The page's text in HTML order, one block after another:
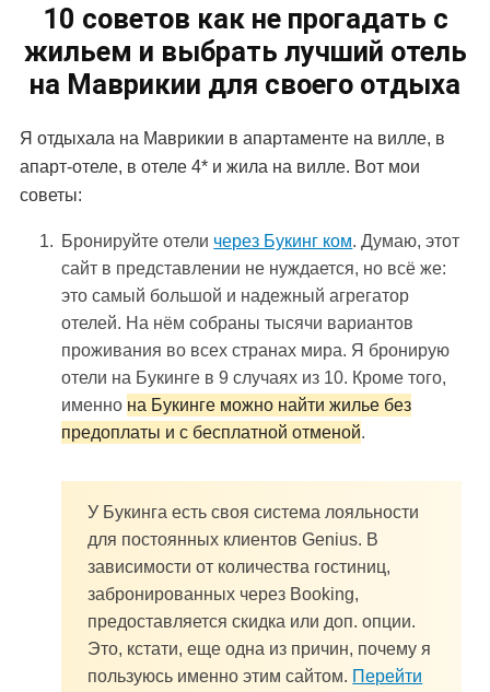
10 советов как не прогадать с
жильем и выбрать лучший отель
на Маврикии для своего отдыха
Я отдыхала на Маврикии в апартаменте на вилле, в
апарт-отеле, в отеле 4* и жила на вилле. Вот мои
советы:
Бронируйте отели через Букинг ком. Думаю, этот
сайт в представлении не нуждается, но всё же:
это самый большой и надежный агрегатор
отелей. На нём собраны тысячи вариантов
проживания во всех странах мира. Я бронирую
отели на Букинге в 9 случаях из 10. Кроме того,
именно на Букинге можно найти жилье без
предоплаты и с бесплатной отменой.
У Букинга есть своя система лояльности
для постоянных клиентов Genius. В
зависимости от количества гостиниц,
забронированных через Booking,
предоставляется скидка или доп. опции.
Это, кстати, еще одна из причин, почему я
пользуюсь именно этим сайтом. Перейти